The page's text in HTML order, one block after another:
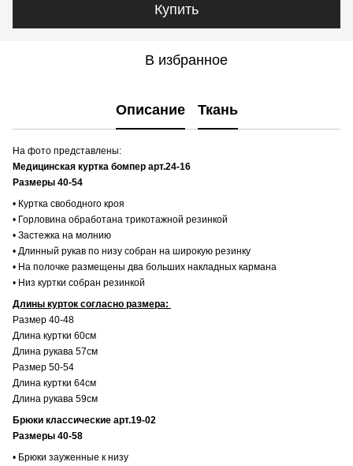
Купить
В избранное
Описание Ткань
На фото представлены:
Медицинская куртка бомпер арт.24-16
Размеры 40-54
• Куртка свободного кроя
• Горловина обработана трикотажной резинкой
• Застежка на молнию
• Длинный рукав по низу собран на широкую резинку
• На полочке размещены два больших накладных кармана
• Низ куртки собран резинкой
Длины курток согласно размера:
Размер 40-48
Длина куртки 60см
Длина рукава 57см
Размер 50-54
Длина куртки 64см
Длина рукава 59см
Брюки классические арт.19-02
Размеры 40-58
• Брюки зауженные к низу